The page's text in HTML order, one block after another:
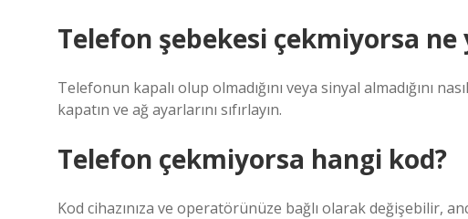
Telefon şebekesi çekmiyorsa ne
Telefonun kapalı olup olmadığını veya sinyal almadığını
kapatın ve ağ ayarlarını sıfırlayın.
Telefon çekmiyorsa hangi kod?
Kod cihazınıza ve operatörünüze bağlı olarak değişebilir,